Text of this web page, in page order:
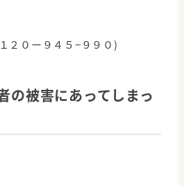
２０ー９４５−９９０)
の被害にあってしまっ